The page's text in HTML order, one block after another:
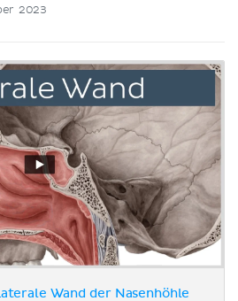
2023
Wand der Nasenhöhle